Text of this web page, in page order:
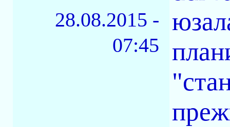
28.08.2015 -
07:45